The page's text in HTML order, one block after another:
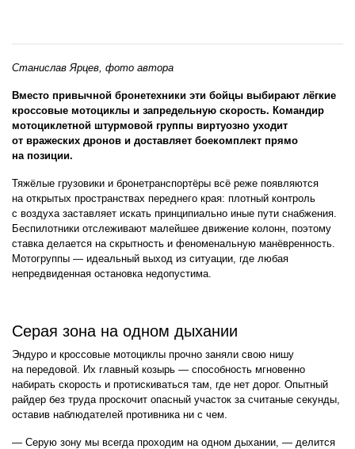
Станислав Ярцев, фото автора
Вместо привычной бронетехники эти бойцы выбирают лёгкие
кроссовые мотоциклы и запредельную скорость. Командир
мотоциклетной штурмовой группы виртуозно уходит
от вражеских дронов и доставляет боекомплект прямо
на позиции.
Тяжёлые грузовики и бронетранспортёры всё реже появляются
на открытых пространствах переднего края: плотный контроль
с воздуха заставляет искать принципиально иные пути снабжения.
Беспилотники отслеживают малейшее движение колонн, поэтому
ставка делается на скрытность и феноменальную манёвренность.
Мотогруппы — идеальный выход из ситуации, где любая
непредвиденная остановка недопустима.
Серая зона на одном дыхании
Эндуро и кроссовые мотоциклы прочно заняли свою нишу
на передовой. Их главный козырь — способность мгновенно
набирать скорость и протискиваться там, где нет дорог. Опытный
райдер без труда проскочит опасный участок за считаные секунды,
оставив наблюдателей противника ни с чем.
— Серую зону мы всегда проходим на одном дыхании, — делится